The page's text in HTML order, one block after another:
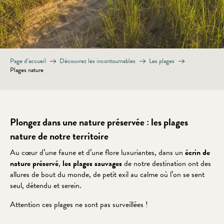
Page d’accueil Découvrez les incontournables
Les plages
Plages nature
Plongez dans une nature préservée : les plages
nature de notre territoire
Au cœur d’une faune et d’une flore luxuriantes, dans un écrin de
nature préservé, les plages sauvagesde notre destination ont des
allures de bout du monde, de petit exil au calme où l’on se sent
seul, détendu et serein.
Attention ces plages ne sont pas surveillées !